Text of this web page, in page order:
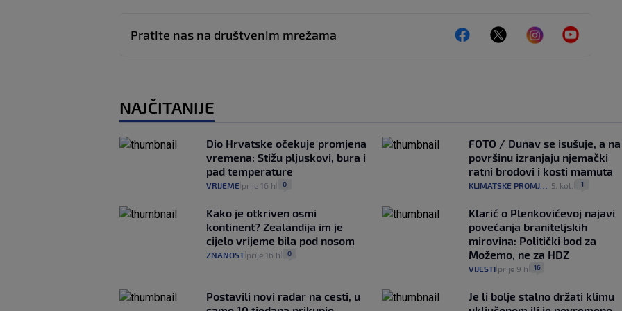
Pratite nas na društvenim mrežama
NAJČITANIJE
Dio Hrvatske očekuje promjena
vremena: Stižu pljuskovi, bura i
pad temperature
VRIJEME prije 16 h 0
FOTO / Dunav se isušuje, a na
površinu izranjaju njemački
ratni brodovi i kosti mamuta
KLIMATSKE PROMJENE 5. kol. 1
Kako je otkriven osmi
kontinent? Zealandija im je
cijelo vrijeme bila pod nosom
ZNANOST prije 16 h 0
Klarić o Plenkovićevoj najavi
povećanja braniteljskih
mirovina: Politički bod za
Možemo, ne za HDZ
VIJESTI| prije 9 h 16
Postavili novi radar na cesti, u
Je li bolje stalno držati klimu